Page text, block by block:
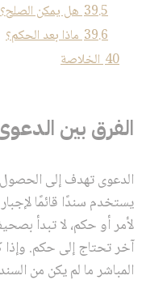
39.5 هل يمكن الصلح؟
39.6 ماذا بعد الحكم؟
40 الخلاصة
الفرق بين
الدعوى تهدف إلى
يستخدم سندًا قائمًا
لأمر أو حكم، لا تبدأ
آخر تحتاج إلى حكم. وإذا
المباشر ما لم يكن من